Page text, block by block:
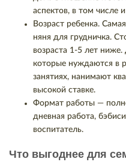
аспектов, в том числе
Возраст ребенка.
няня для грудничка.
возраста 1-5 лет
которые нуждаются в
занятиях, нанимают
высокой ставке.
Формат работы —
дневная работа,
воспитатель.
Что выгоднее для